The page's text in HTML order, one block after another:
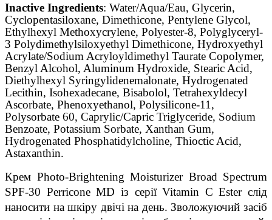
Inactive Ingredients: Water/Aqua/Eau, Glycerin,
Cyclopentasiloxane, Dimethicone, Pentylene Glycol,
Ethylhexyl Methoxycrylene, Polyester-8, Polyglyceryl-
3 Polydimethylsiloxyethyl Dimethicone, Hydroxyethyl
Acrylate/Sodium Acryloyldimethyl Taurate Copolymer,
Benzyl Alcohol, Aluminum Hydroxide, Stearic Acid,
Diethylhexyl Syringylidenemalonate, Hydrogenated
Lecithin, Isohexadecane, Bisabolol, Tetrahexyldecyl
Ascorbate, Phenoxyethanol, Polysilicone-11,
Polysorbate 60, Caprylic/Capric Triglyceride, Sodium
Benzoate, Potassium Sorbate, Xanthan Gum,
Hydrogenated Phosphatidylcholine, Thioctic Acid,
Astaxanthin.
Крем Photo-Brightening Moisturizer Broad Spectrum
SPF-30 Perricone MD із серії Vitamin C Ester слід
наносити на шкіру двічі на день. Зволожуючий засіб